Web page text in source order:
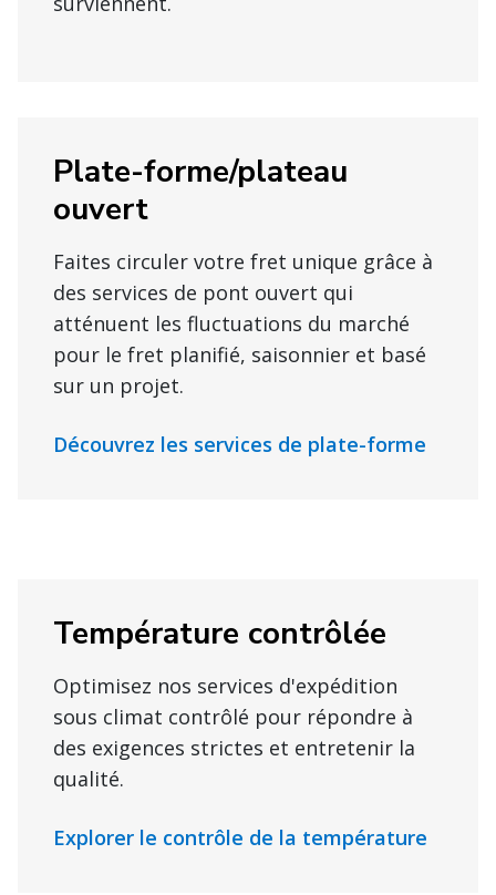
Plate-forme/plateau
ouvert
Faites circuler votre fret unique grâce à
des services de pont ouvert qui
atténuent les fluctuations du marché
pour le fret planifié, saisonnier et basé
sur un projet.
Découvrez les services de plate-forme
Température contrôlée
Optimisez nos services d'expédition
sous climat contrôlé pour répondre à
des exigences strictes et entretenir la
qualité.
Explorer le contrôle de la température